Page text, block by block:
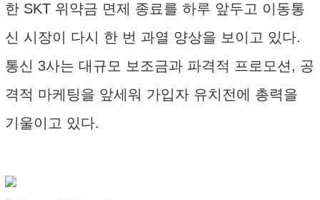
한 SKT 위약금 면제 종료를 하루 앞두고 이동통
신 시장이 다시 한 번 과열 양상을 보이고 있다.
통신 3사는 대규모 보조금과 파격적 프로모션, 공
격적 마케팅을 앞세워 가입자 유치전에 총력을
기울이고 있다.